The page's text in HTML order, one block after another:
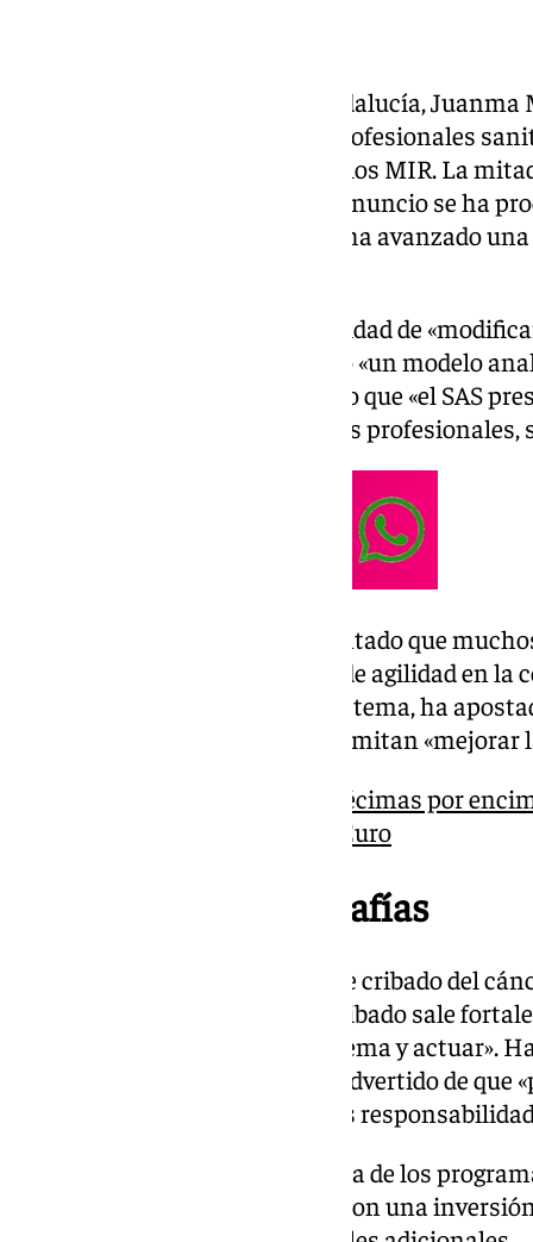
El presidente de la Junta de Andalucía,
contratación de 4.371 nuevos profesionales
1.200 serán médicos, incluidos los MIR. La
antes de que finalice el año. El anuncio se ha
en el Foro ABC, donde también ha avanzado
Moreno ha reconocido la necesidad de
del SAS, al que ha descrito como «un modelo
digital». Pese a ello, ha defendido que «el SAS
opinión, el problema no es de los
El presidente andaluz ha lamentado que
en papel y ha señalado la falta de agilidad en
material. Para modernizar el sistema, ha
de inteligencia artificial que permitan «mejorar
El PIB andaluz crece tres décimas por
más del doble que la Zona Euro
Crisis de las mamografías
Sobre la crisis en el programa de cribado del
asegurado que «el sistema de cribado sale
servido para «detectar un problema y actuar».
jefe de servicio implicado y ha advertido de que
cargo también van a asumir sus
Además, ha defendido la reforma de los
mama, colon y cuello de útero, con una